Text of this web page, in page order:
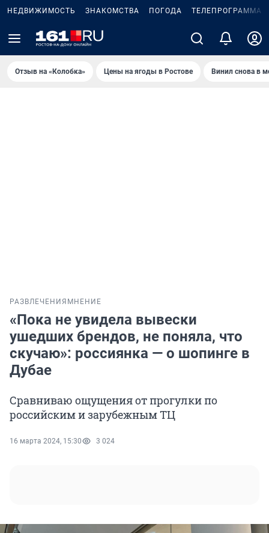
НЕДВИЖИМОСТЬ ЗНАКОМСТВА ПОГОДА ТЕЛЕПРОГРАММА
Отзыв на «Колобка» Цены на ягоды в Ростове Винил снова в
РАЗВЛЕЧЕНИЯ МНЕНИЕ
«Пока не увидела вывески
ушедших брендов, не поняла, что
скучаю»: россиянка — о шопинге в
Дубае
Сравниваю ощущения от прогулки по
российским и зарубежным ТЦ
16 марта 2024, 15:30 3 024